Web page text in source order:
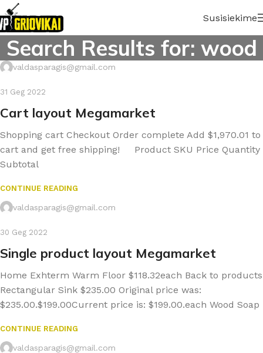
Susisiekime
Search Results for: wood
valdasparagis@gmail.com
31 Geg 2022
Cart layout Megamarket
Shopping cart Checkout Order complete Add $1,970.01 to
cart and get free shipping! Product SKU Price Quantity
Subtotal
CONTINUE READING
valdasparagis@gmail.com
30 Geg 2022
Single product layout Megamarket
Home Exhterm Warm Floor $118.32each Back to products
Rectangular Sink $235.00 Original price was:
$235.00.$199.00Current price is: $199.00.each Wood Soap
CONTINUE READING
valdasparagis@gmail.com